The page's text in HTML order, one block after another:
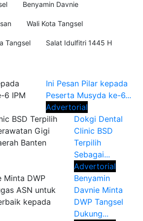
Benyamin Davnie
Wali Kota Tangsel
Tangsel Salat Idulfitri 1445 H
Ini Pesan Pilar kepada
Peserta Musyda ke-6...
Advertorial
Dokgi Dental
Clinic BSD
Terpilih
Sebagai...
Advertorial
Benyamin
Davnie Minta
DWP Tangsel
Dukung...